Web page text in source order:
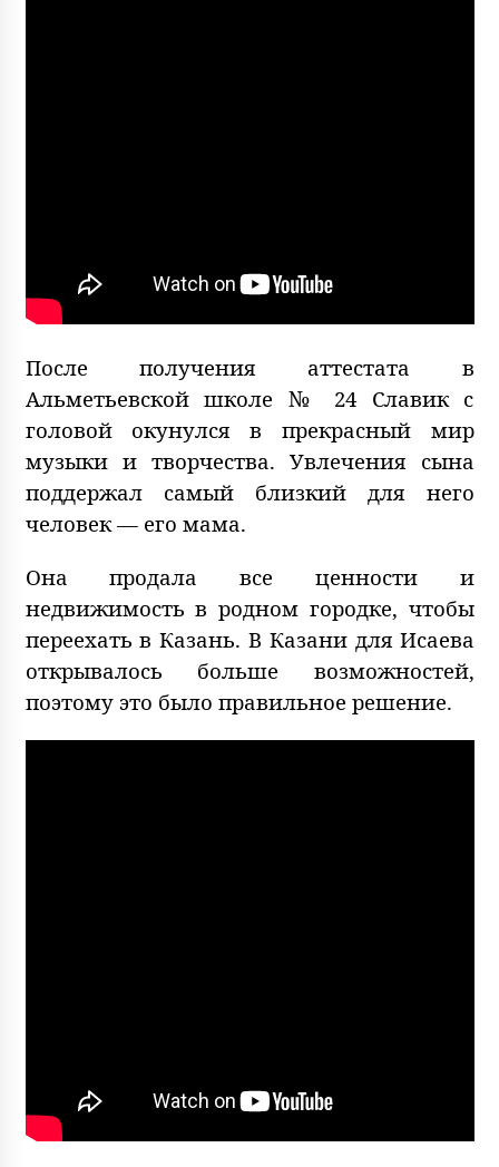
После получения аттестата в
Альметьевской школе № 24 Славик с
головой окунулся в прекрасный мир
музыки и творчества. Увлечения сына
поддержал самый близкий для него
человек — его мама.
Она продала все ценности и
недвижимость в родном городке, чтобы
переехать в Казань. В Казани для Исаева
открывалось больше возможностей,
поэтому это было правильное решение.